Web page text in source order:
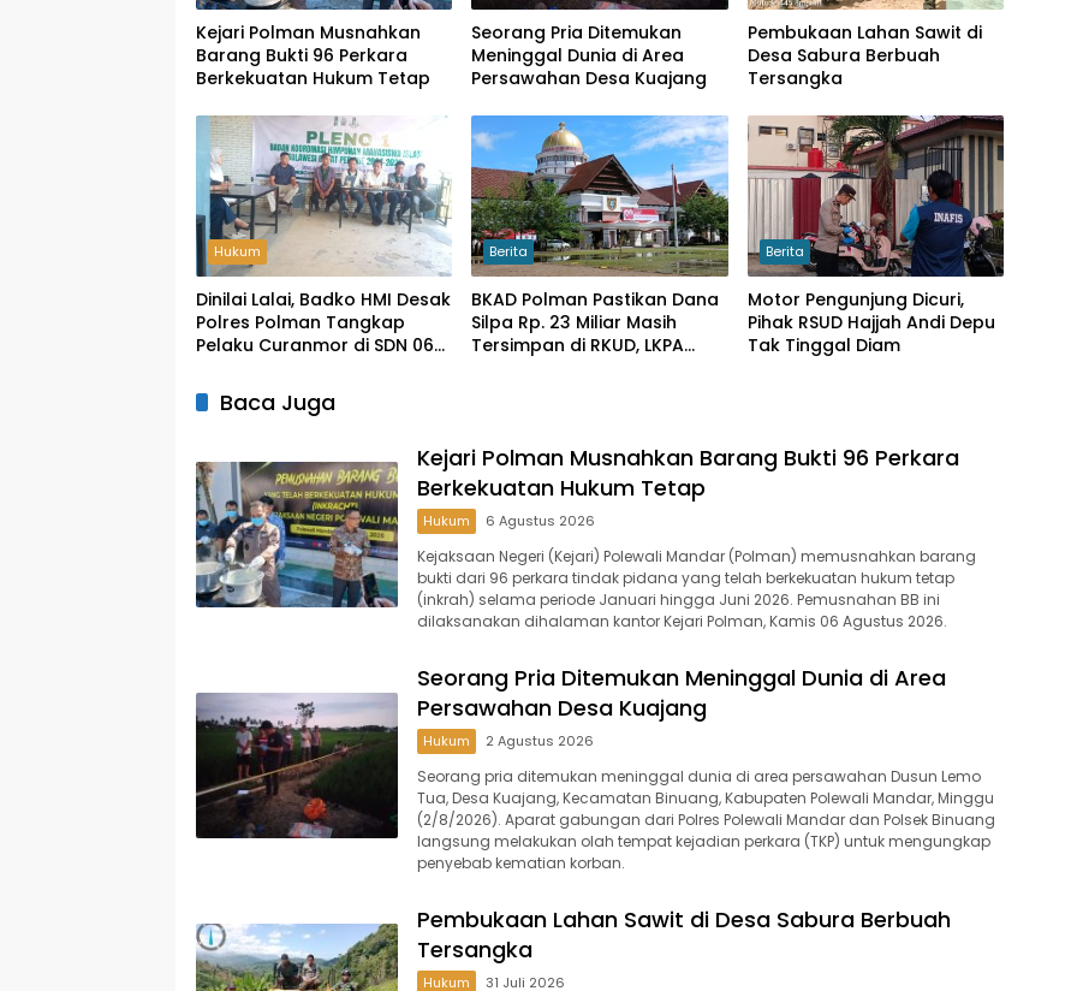
Kejari Polman Musnahkan
Barang Bukti 96 Perkara
Berkekuatan Hukum Tetap
Seorang Pria Ditemukan
Meninggal Dunia di Area
Persawahan Desa Kuajang
Pembukaan Lahan Sawit di
Desa Sabura Berbuah
Tersangka
Hukum
Dinilai Lalai, Badko HMI Desak
Polres Polman Tangkap
Pelaku Curanmor di SDN 060
Berita
BKAD Polman Pastikan Dana
Silpa Rp. 23 Miliar Masih
Tersimpan di RKUD, LKPA
Berita
Motor Pengunjung Dicuri,
Pihak RSUD Hajjah Andi Depu
Tak Tinggal Diam
Baca Juga
Kejari Polman Musnahkan Barang Bukti 96 Perkara
Berkekuatan Hukum Tetap
Hukum 6 Agustus 2026
Kejaksaan Negeri (Kejari) Polewali Mandar (Polman) memusnahkan barang
bukti dari 96 perkara tindak pidana yang telah berkekuatan hukum tetap
(inkrah) selama periode Januari hingga Juni 2026. Pemusnahan BB ini
dilaksanakan dihalaman kantor Kejari Polman, Kamis 06 Agustus 2026.
Seorang Pria Ditemukan Meninggal Dunia di Area
Persawahan Desa Kuajang
Hukum 2 Agustus 2026
Seorang pria ditemukan meninggal dunia di area persawahan Dusun Lemo
Tua, Desa Kuajang, Kecamatan Binuang, Kabupaten Polewali Mandar, Minggu
(2/8/2026). Aparat gabungan dari Polres Polewali Mandar dan Polsek Binuang
langsung melakukan olah tempat kejadian perkara (TKP) untuk mengungkap
penyebab kematian korban.
Pembukaan Lahan Sawit di Desa Sabura Berbuah
Tersangka
Hukum 31 Juli 2026